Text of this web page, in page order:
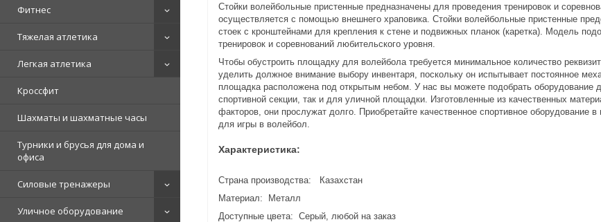
Фитнес
Тяжелая атлетика
Легкая атлетика
Кроссфит
Шахматы и шахматные часы
Турники и брусья для дома и
офиса
Силовые тренажеры
Уличное оборудование
Стойки волейбольные пристенные предназначены для проведения тренировок и
осуществляется с помощью внешнего храповика. Стойки волейбольные пристенные
стоек с кронштейнами для крепления к стене и подвижных планок (каретка). Модель
тренировок и соревнований любительского уровня.
Чтобы обустроить площадку для волейбола требуется минимальное количество
уделить должное внимание выбору инвентаря, поскольку он испытывает постоянное
площадка расположена под открытым небом. У нас вы можете подобрать оборудование
спортивной секции, так и для уличной площадки. Изготовленные из качественных
факторов, они прослужат долго. Приобретайте качественное спортивное оборудование
для игры в волейбол.
Характеристика:
Страна производства: Казахстан
Материал: Металл
Доступные цвета: Серый, любой на заказ